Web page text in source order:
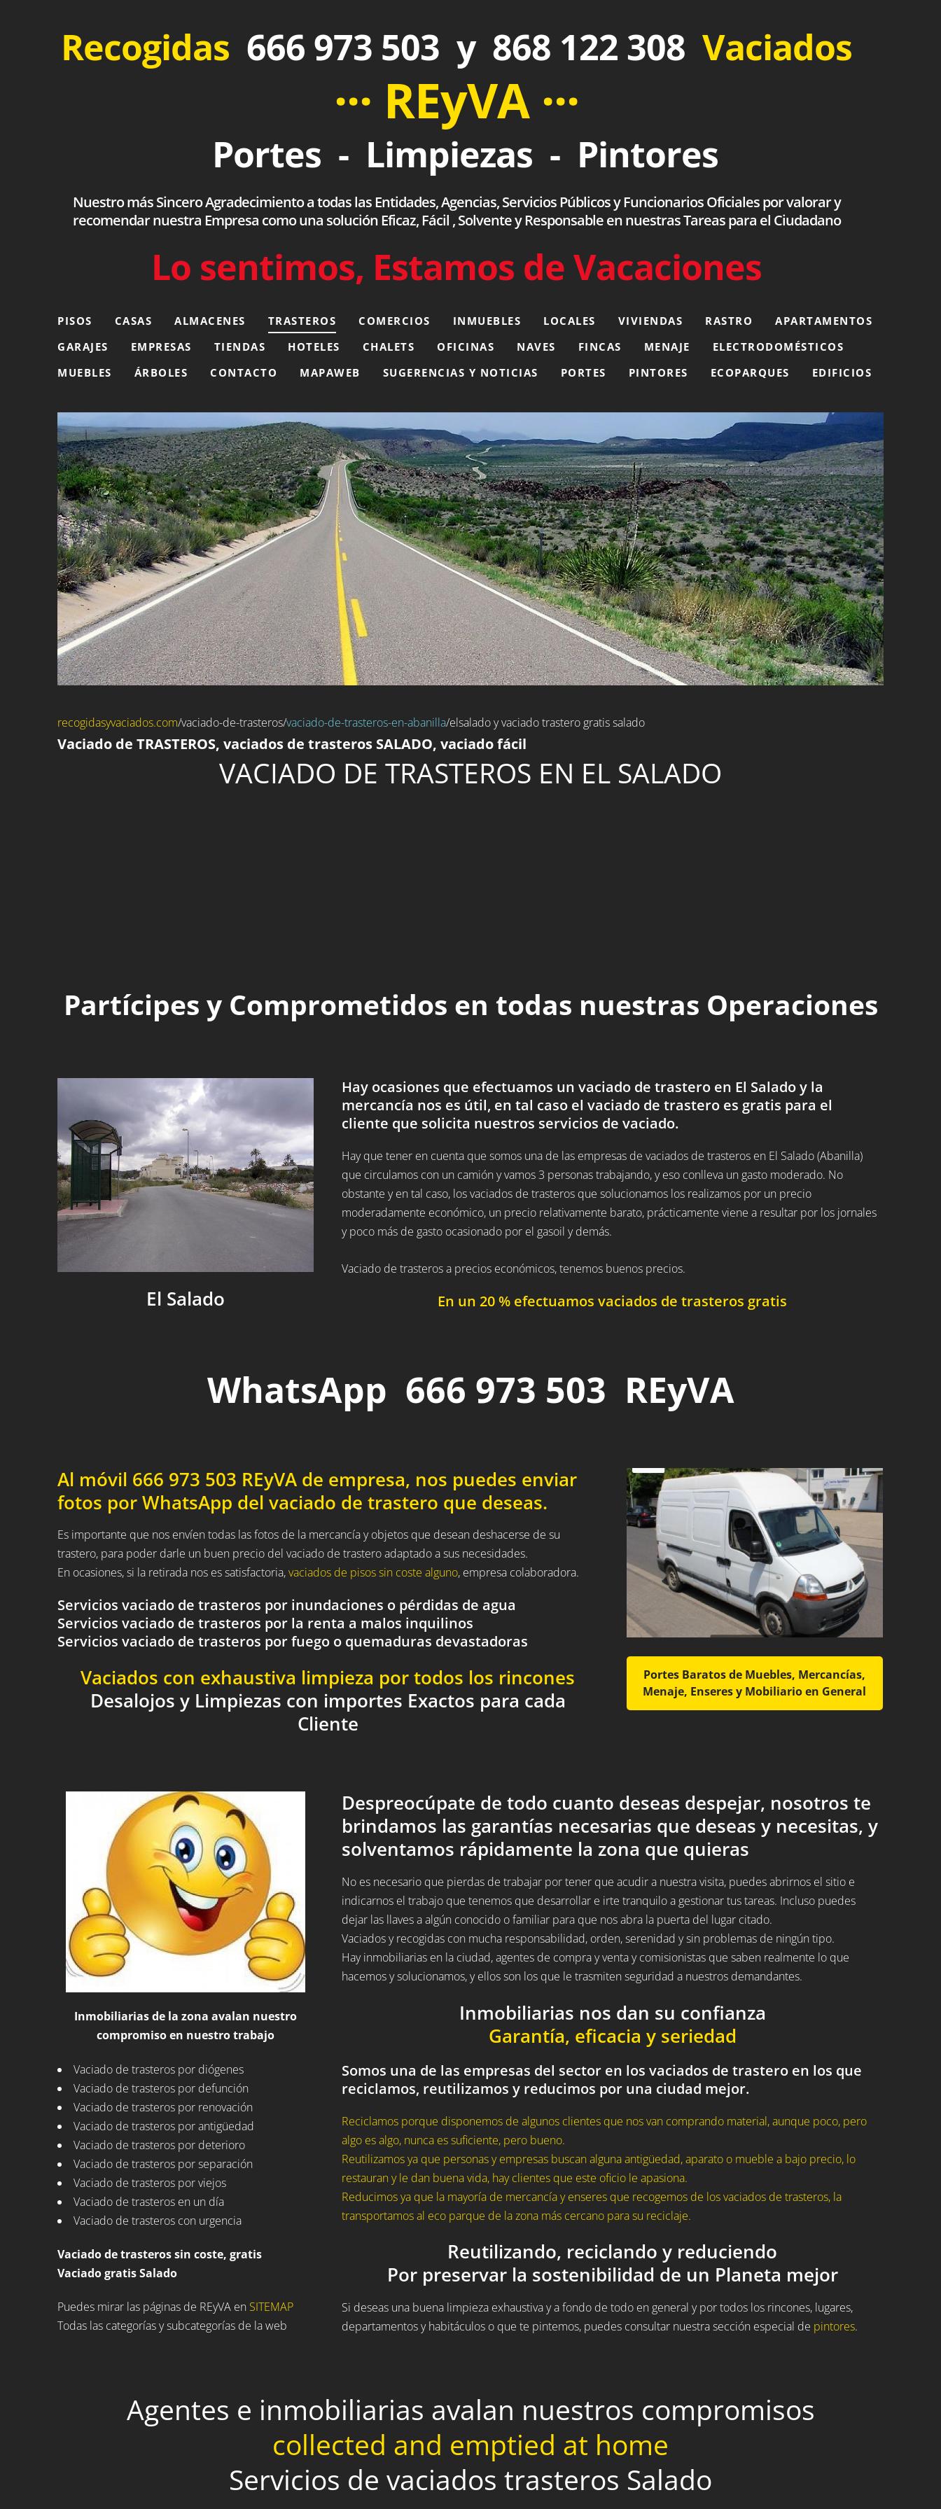
Recogidas 666 973 503 y 868 122 308 Vaciados
··· REyVA ···
Portes - Limpiezas - Pintores
Nuestro más Sincero Agradecimiento a todas las Entidades, Agencias, Servicios Públicos y Funcionarios Oficiales por valorar y
recomendar nuestra Empresa como una solución Eficaz, Fácil , Solvente y Responsable en nuestras Tareas para el Ciudadano
Lo sentimos, Estamos de Vacaciones
PISOS CASAS ALMACENES TRASTEROS COMERCIOS INMUEBLES LOCALES VIVIENDAS RASTRO
APARTAMENTOS
GARAJES
EMPRESAS TIENDAS HOTELES CHALETS OFICINAS NAVES FINCAS MENAJE
ELECTRODOMÉSTICOS
MUEBLES
ÁRBOLES CONTACTO MAPAWEB SUGERENCIAS Y NOTICIAS PORTES PINTORES ECOPARQUES EDIFICIOS
recogidasyvaciados.com/vaciado-de-trasteros/vaciado-de-trasteros-en-abanilla/elsalado y vaciado trastero gratis salado
Vaciado de TRASTEROS, vaciados de trasteros SALADO, vaciado fácil
VACIADO DE TRASTEROS EN EL SALADO
Partícipes y Comprometidos en todas nuestras Operaciones
El Salado
Hay ocasiones que efectuamos un vaciado de trastero en El Salado y la
mercancía nos es útil, en tal caso el vaciado de trastero es gratis para el
cliente que solicita nuestros servicios de vaciado.
Hay que tener en cuenta que somos una de las empresas de vaciados de trasteros en El Salado (Abanilla)
que circulamos con un camión y vamos 3 personas trabajando, y eso conlleva un gasto moderado. No
obstante y en tal caso, los vaciados de trasteros que solucionamos los realizamos por un precio
moderadamente económico, un precio relativamente barato, prácticamente viene a resultar por los jornales
y poco más de gasto ocasionado por el gasoil y demás.
Vaciado de trasteros a precios económicos, tenemos buenos precios.
En un 20 % efectuamos vaciados de trasteros gratis
WhatsApp 666 973 503 REyVA
Al móvil 666 973 503 REyVA de empresa, nos puedes enviar
fotos por WhatsApp del vaciado de trastero que deseas.
Es importante que nos envíen todas las fotos de la mercancía y objetos que desean deshacerse de su
trastero, para poder darle un buen precio del vaciado de trastero adaptado a sus necesidades.
En ocasiones, si la retirada nos es satisfactoria,vaciados de pisos sin coste alguno, empresa colaboradora.
Servicios vaciado de trasteros por inundaciones o pérdidas de agua
Servicios vaciado de trasteros por la renta a malos inquilinos
Servicios vaciado de trasteros por fuego o quemaduras devastadoras
Vaciados con exhaustiva limpieza por todos los rincones
Desalojos y Limpiezas con importes Exactos para cada
Cliente
Portes Baratos de Muebles, Mercancías,
Menaje, Enseres y Mobiliario en General
Inmobiliarias de la zona avalan nuestro
compromiso en nuestro trabajo
Vaciado de trasteros por diógenes
Vaciado de trasteros por defunción
Vaciado de trasteros por renovación
Vaciado de trasteros por antigüedad
Vaciado de trasteros por deterioro
Vaciado de trasteros por separación
Vaciado de trasteros por viejos
Vaciado de trasteros en un día
Vaciado de trasteros con urgencia
Vaciado de trasteros sin coste, gratis
Vaciado gratis Salado
Puedes mirar las páginas de REyVA en SITEMAP
Todas las categorías y subcategorías de la web
Despreocúpate de todo cuanto deseas despejar, nosotros te
brindamos las garantías necesarias que deseas y necesitas, y
solventamos rápidamente la zona que quieras
No es necesario que pierdas de trabajar por tener que acudir a nuestra visita, puedes abrirnos el sitio e
indicarnos el trabajo que tenemos que desarrollar e irte tranquilo a gestionar tus tareas. Incluso puedes
dejar las llaves a algún conocido o familiar para que nos abra la puerta del lugar citado.
Vaciados y recogidas con mucha responsabilidad, orden, serenidad y sin problemas de ningún tipo.
Hay inmobiliarias en la ciudad, agentes de compra y venta y comisionistas que saben realmente lo que
hacemos y solucionamos, y ellos son los que le trasmiten seguridad a nuestros demandantes.
Inmobiliarias nos dan su confianza
Garantía, eficacia y seriedad
Somos una de las empresas del sector en los vaciados de trastero en los que
reciclamos, reutilizamos y reducimos por una ciudad mejor.
Reciclamos porque disponemos de algunos clientes que nos van comprando material, aunque poco, pero
algo es algo, nunca es suficiente, pero bueno.
Reutilizamos ya que personas y empresas buscan alguna antigüedad, aparato o mueble a bajo precio, lo
restauran y le dan buena vida, hay clientes que este oficio le apasiona.
Reducimos ya que la mayoría de mercancía y enseres que recogemos de los vaciados de trasteros, la
transportamos al eco parque de la zona más cercano para su reciclaje.
Reutilizando, reciclando y reduciendo
Por preservar la sostenibilidad de un Planeta mejor
Si deseas una buena limpieza exhaustiva y a fondo de todo en general y por todos los rincones, lugares,
departamentos y habitáculos o que te pintemos, puedes consultar nuestra sección especial de pintores.
Agentes e inmobiliarias avalan nuestros compromisos
collected and emptied at home
Servicios de vaciados trasteros Salado